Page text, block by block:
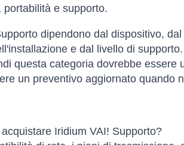
portabilità e supporto.
dipendono dal dispositivo,
e dal livello di
questa categoria dovrebbe essere
un preventivo aggiornato quando
Iridium VAI! Supporto?